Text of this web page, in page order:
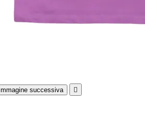
Immagine successiva 